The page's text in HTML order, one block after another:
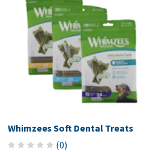
Whimzees Soft Dental Treats
(0)